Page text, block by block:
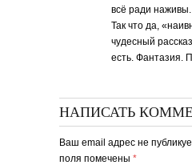
всё ради наживы.
Так что да,
чудесный
есть. Фантазия.
НАПИСАТЬ
Ваш email адрес не
поля помечены *